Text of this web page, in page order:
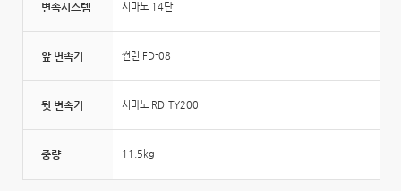
변속시스템 시마노 14단
앞 변속기 썬런 FD-08
뒷 변속기 시마노 RD-TY200
중량 11.5kg